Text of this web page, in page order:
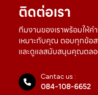
ติดต่อเรา
ทีมงานของเราพร้อมให้ค
เหมาะกับคุณ ตอบทุกข้อ
และดูแลสนับสนุนคุณตลอ
Cantac us :
084-108-6652